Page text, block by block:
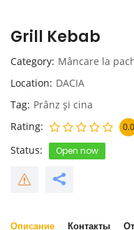
Grill Kebab
Category Mâncare la
Location DACIA
Tag Prânz și cina
Rating
0.0
Status Open now
Описание Контакты